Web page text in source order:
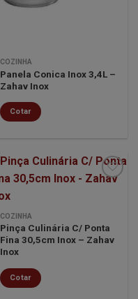
COZINHA
Panela Conica Inox 3,4L –
Zahav Inox
Cotar
lista de
desejos
COZINHA
Pinça Culinária C/ Ponta
Fina 30,5cm Inox – Zahav
Inox
Cotar